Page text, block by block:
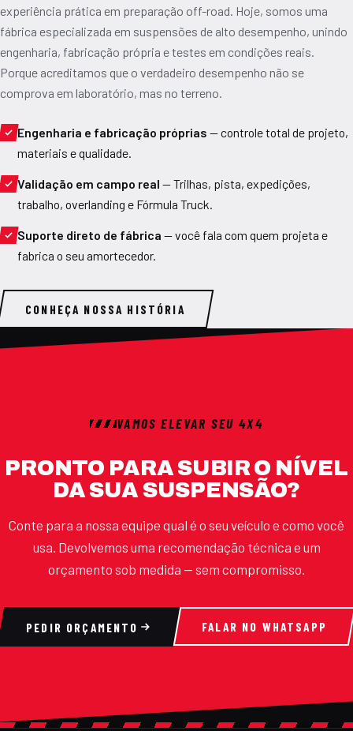
experiência prática em preparação off-road. Hoje, somos uma
fábrica especializada em suspensões de alto desempenho, unindo
engenharia, fabricação própria e testes em condições reais.
Porque acreditamos que o verdadeiro desempenho não se
comprova em laboratório, mas no terreno.
Engenharia e fabricação próprias — controle total de projeto,
materiais e qualidade.
Validação em campo real — Trilhas, pista, expedições,
trabalho, overlanding e Fórmula Truck.
Suporte direto de fábrica — você fala com quem projeta e
fabrica o seu amortecedor.
CONHEÇA NOSSA HISTÓRIA
VAMOS ELEVAR SEU 4X4
PRONTO PARA SUBIR O NÍVEL
DA SUA SUSPENSÃO?
Conte para a nossa equipe qual é o seu veículo e como você
usa. Devolvemos uma recomendação técnica e um
orçamento sob medida — sem compromisso.
PEDIR ORÇAMENTO FALAR NO WHATSAPP